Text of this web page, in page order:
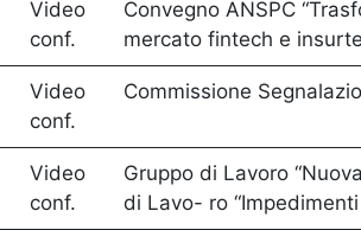
Video
conf.
Convegno ANSPC
mercato fintech e
Video
conf.
Commissione
Video
conf.
Gruppo di Lavoro
di Lavo- ro